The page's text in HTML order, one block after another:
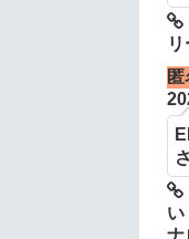
リ
匿
い
ナ